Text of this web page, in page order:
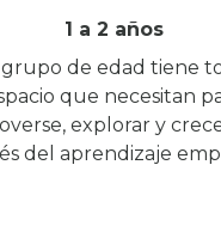
1 a 2 años
grupo de edad tiene
que necesitan
explorar y
del aprendizaje